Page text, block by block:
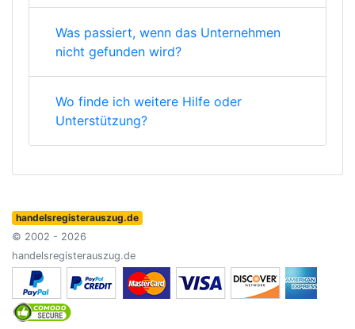
Was passiert, wenn das Unternehmen
nicht gefunden wird?
Wo finde ich weitere Hilfe oder
Unterstützung?
handelsregisterauszug.de
© 2002 - 2026
handelsregisterauszug.de